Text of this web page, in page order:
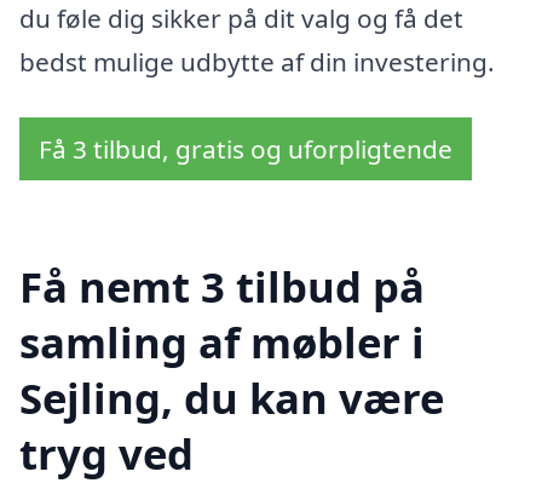
du føle dig sikker på dit valg og få det
bedst mulige udbytte af din investering.
Få 3 tilbud, gratis og uforpligtende
Få nemt 3 tilbud på
samling af møbler i
Sejling, du kan være
tryg ved